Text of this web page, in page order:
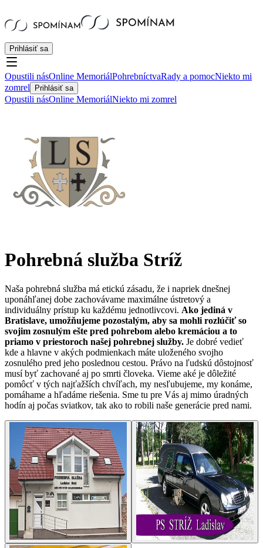
Prihlásiť sa
Opustili násOnline MemoriálPohrebníctvaRady a pomocNiekto mi
zomrel
Prihlásiť sa
Opustili násOnline MemoriálNiekto mi zomrel
Pohrebná služba Stríž
Naša pohrebná služba má etickú zásadu, že i napriek dnešnej
uponáhľanej dobe zachovávame maximálne ústretový a
individuálny prístup ku každému jednotlivcovi. Ako jediná v
Bratislave, umožňujeme pozostalým, aby sa mohli rozlúčiť so
svojim zosnulým ešte pred pohrebom alebo kremáciou a to
priamo v priestoroch našej pohrebnej služby. Je dobré vedieť
kde a hlavne v akých podmienkach máte uloženého svojho
zosnulého pred jeho poslednou cestou. Právo na ľudskú dôstojnosť
musí byť zachované aj po smrti človeka. Vieme aké je dôležité
pomôcť v tých najťažších chvíľach, my nesľubujeme, my konáme,
pomáhame a hľadáme riešenia. Sme tu pre Vás aj mimo úradných
hodín aj počas sviatkov, tak ako to robili naše generácie pred nami.